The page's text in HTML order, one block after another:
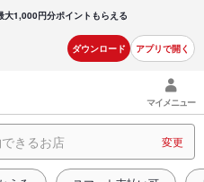
大1,000円分ポイントもらえる
ダウンロード アプリで開く
マイメニュー
きるお店 変更